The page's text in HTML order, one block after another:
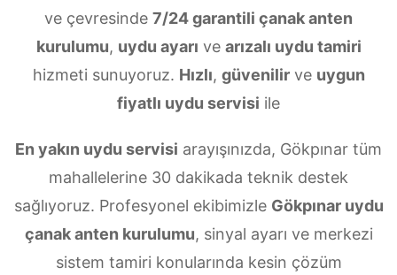
ve çevresinde 7/24 garantili çanak anten
kurulumu, uydu ayarı ve arızalı uydu tamiri
hizmeti sunuyoruz. Hızlı, güvenilirve uygun
fiyatlı uydu servisi ile
En yakın uydu servisi arayışınızda, Gökpınar tüm
mahallelerine 30 dakikada teknik destek
sağlıyoruz. Profesyonel ekibimizle Gökpınar uydu
çanak anten kurulumu, sinyal ayarı ve merkezi
sistem tamiri konularında kesin çözüm